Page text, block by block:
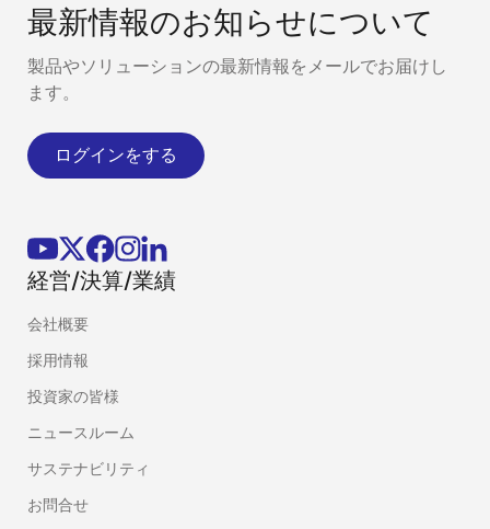
最新情報のお知らせについて
製品やソリューションの最新情報をメールでお届けし
ます。
ログインをする
経営/決算/業績
会社概要
採用情報
投資家の皆様
ニュースルーム
サステナビリティ
お問合せ